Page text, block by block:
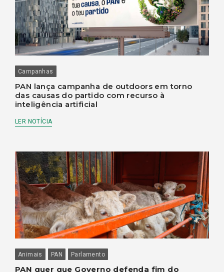
Campanhas
PAN lança campanha de outdoors em torno
das causas do partido com recurso à
inteligência artificial
LER NOTÍCIA
Animais PAN Parlamento
PAN quer que Governo defenda fim do